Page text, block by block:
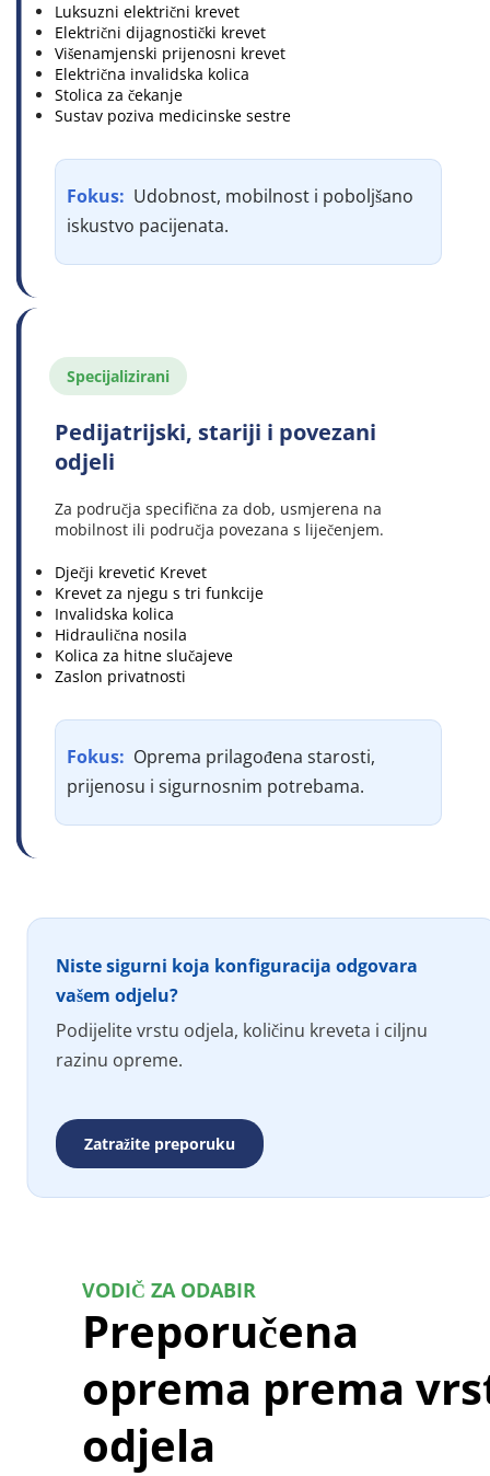
Luksuzni električni krevet
Električni dijagnostički krevet
Višenamjenski prijenosni krevet
Električna invalidska kolica
Stolica za čekanje
Sustav poziva medicinske sestre
Fokus: Udobnost, mobilnost i poboljšano
iskustvo pacijenata.
Specijalizirani
Pedijatrijski, stariji i povezani
odjeli
Za područja specifična za dob, usmjerena na
mobilnost ili područja povezana s liječenjem.
Dječji krevetić Krevet
Krevet za njegu s tri funkcije
Invalidska kolica
Hidraulična nosila
Kolica za hitne slučajeve
Zaslon privatnosti
Fokus: Oprema prilagođena starosti,
prijenosu i sigurnosnim potrebama.
Niste sigurni koja konfiguracija odgovara
vašem odjelu?
Podijelite vrstu odjela, količinu kreveta i ciljnu
razinu opreme.
Zatražite preporuku
VODIČ ZA ODABIR
Preporučena
oprema prema
odjela